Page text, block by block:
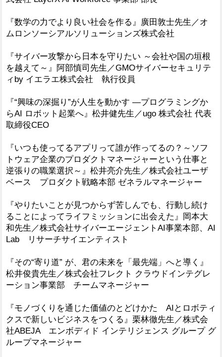
『数学の力でより良い社会を作る』廣田敦士先生／オ
ムロンソーシアルソリューションズ株式会社
『サイバー攻撃から日本を守りたい ～会社や国の垣根
を越えて～』阿部慎司先生／GMOサイバーセキュリテ
ィby イエラエ株式会社 執行役員
『“興味の深掘り”が人生を動かす ―プログラミングか
らAI ロボット起業へ』松井健先生／ugo 株式会社 代表
取締役CEO
『いつも使ってるアプリって誰が作ってるの？～ソフ
トウェア企業のプロダクトマネージャーという仕事と
逆張りの職業選択～』松井亮介先生／株式会社ユーザ
ベース プロダクト戦略本部 ゼネラルマネージャー
『やりたいことが見つからず苦しんでも、行動し続け
ることによってライフミッションに出会えた』岡本大
和先生／株式会社サイバーエージェントAI事業本部、AI
Lab リサーチサイエンティスト
『その“寄り道” が、君の未来を「最先端」へと導く』
松井俊貴先生／株式会社フレクト クラウドインテグレ
ーション事業部 チームマネージャー
『モノづくりを通じた価値のとどけかた AIとロボティ
クスで新しいビジネスをつくる』栗林徹先生／株式会
社ABEJA エンボディド インテリジェンス グループ グ
ループマネージャー